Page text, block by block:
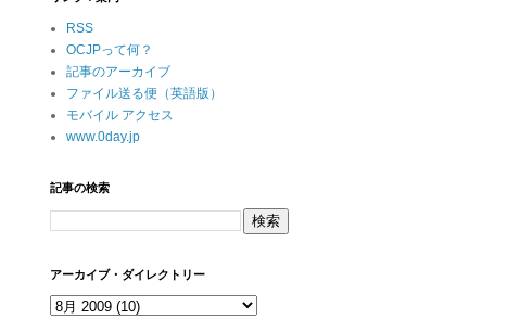
RSS
OCJPって何？
記事のアーカイブ
ファイル送る便（英語版）
モバイル アクセス
www.0day.jp
記事の検索
アーカイブ・ダイレクトリー